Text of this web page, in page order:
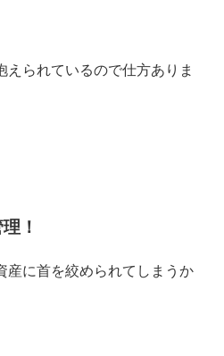
えられているので仕方ありま
！
産に首を絞められてしまうか